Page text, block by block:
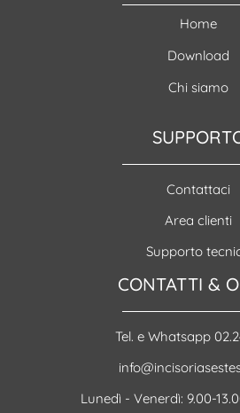
Home
Download
Chi siamo
Contattaci
Area clienti
Supporto
CONTATTI &
Tel. e Whatsapp
Lunedì - Venerdì: 9.00-